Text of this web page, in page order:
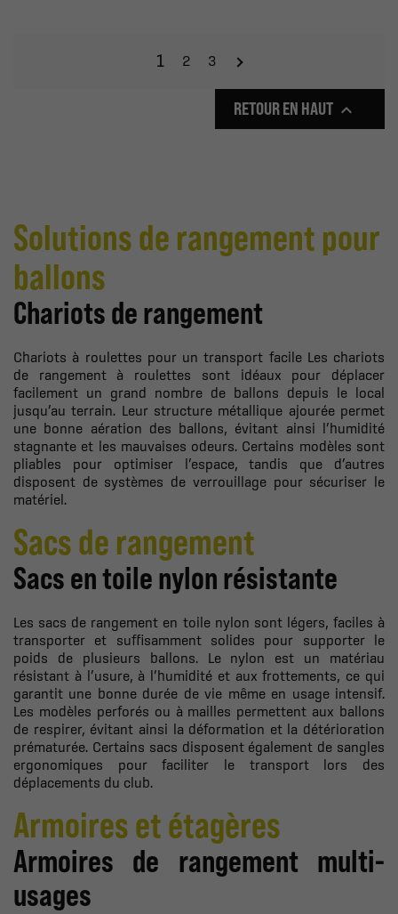
1 2 3
RETOUR EN HAUT 
Solutions de rangement pour
ballons
Chariots de rangement
Chariots à roulettes pour un transport facile Les chariots
de rangement à roulettes sont idéaux pour déplacer
facilement un grand nombre de ballons depuis le local
jusqu’au terrain. Leur structure métallique ajourée permet
une bonne aération des ballons, évitant ainsi l’humidité
stagnante et les mauvaises odeurs. Certains modèles sont
pliables pour optimiser l’espace, tandis que d’autres
disposent de systèmes de verrouillage pour sécuriser le
matériel.
Sacs de rangement
Sacs en toile nylon résistante
Les sacs de rangement en toile nylon sont légers, faciles à
transporter et suffisamment solides pour supporter le
poids de plusieurs ballons. Le nylon est un matériau
résistant à l’usure, à l’humidité et aux frottements, ce qui
garantit une bonne durée de vie même en usage intensif.
Les modèles perforés ou à mailles permettent aux ballons
de respirer, évitant ainsi la déformation et la détérioration
prématurée. Certains sacs disposent également de sangles
ergonomiques pour faciliter le transport lors des
déplacements du club.
Armoires et étagères
Armoires de rangement multi-
usages